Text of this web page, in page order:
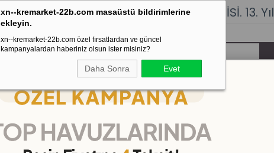
xn--kremarket-22b.com masaüstü bildirimlerine
ekleyin.
xn--kremarket-22b.com özel fırsatlardan ve güncel
kampanyalardan haberiniz olsun ister misiniz?
Daha Sonra Evet
Stoktan Gönderim.% 100İADEGARANTİSİ. 13. Yıl
Kaydırak Salıncak Tahterevalli Çok Satanlar